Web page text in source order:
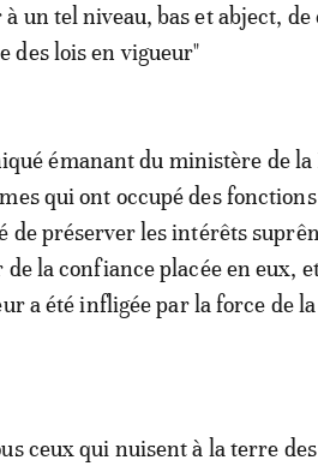
un tel niveau, bas et abject,
des lois en vigueur"
émanant du ministère de la
qui ont occupé des
préserver les intérêts
la confiance placée en eux,
a été infligée par la force de
ceux qui nuisent à la terre